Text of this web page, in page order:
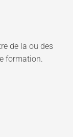
de la ou des
formation.